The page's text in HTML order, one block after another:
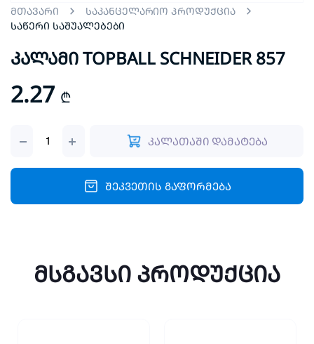
მთავარი
საკანცელარიო პროდუქცია
საწერი საშუალებები
კალამი TOPBALL SCHNEIDER 857
2.27 ₾
TOPBALL
857
კალათაში დამატება
შეკვეთის გაფორმება
მსგავსი პროდუქცია